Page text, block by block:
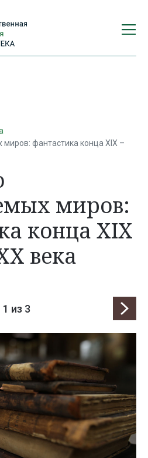
фантастика конца XIX –
миров:
конца XIX
века
1 из 3